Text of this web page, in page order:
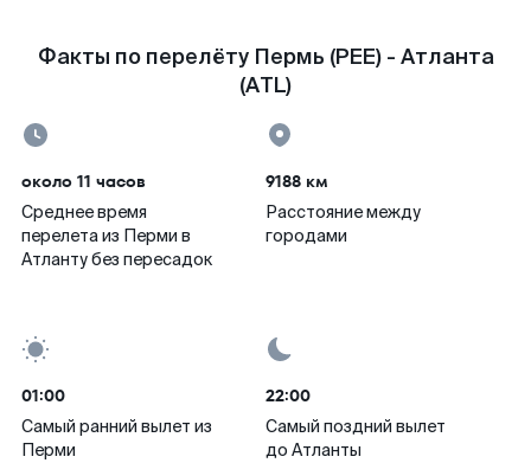
Факты по перелёту Пермь (PEE) - Атланта
(ATL)
около 11 часов
Среднее время
перелета из Перми в
Атланту без пересадок
9188 км
Расстояние между
городами
01:00
Самый ранний вылет из
Перми
22:00
Самый поздний вылет
до Атланты